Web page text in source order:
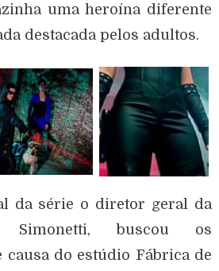
uma heroína diferente
destacada pelos adultos.
da série o diretor geral da
Simonetti, buscou os
causa do estúdio Fábrica de